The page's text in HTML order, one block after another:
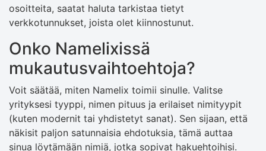
osoitteita, saatat haluta tarkistaa tietyt
verkkotunnukset, joista olet kiinnostunut.
Onko Namelixissä
mukautusvaihtoehtoja?
Voit säätää, miten Namelix toimii sinulle. Valitse
yrityksesi tyyppi, nimen pituus ja erilaiset nimityypit
(kuten modernit tai yhdistetyt sanat). Sen sijaan, että
näkisit paljon satunnaisia ​​ehdotuksia, tämä auttaa
sinua löytämään nimiä, jotka sopivat hakuehtoihisi.